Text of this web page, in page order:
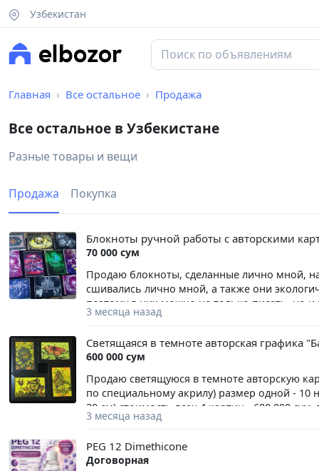
Узбекистан
Главная Все остальное Продажа
Все остальное в Узбекистане
Разные товары и вещи
Продажа Покупка
Блокноты ручной работы с авторскими
70 000 сум
Продаю блокноты, сделанные лично мной,
сшивались лично мной, а также они
поэтому в них можно не только писать, но
и рисовать скетчи) размер 15 на 20 см, 50
подарочный блокнот
3 месяца назад
Светящаяся в темноте авторская графика
600 000 сум
Продаю светящуюся в темноте авторскую
по специальному акрилу) размер одной -
30 см) стоимость всех 4 картин - 600 000
краски с шимером) Нарисовано по моим
3 месяца назад
PEG 12 Dimethicone
Договорная